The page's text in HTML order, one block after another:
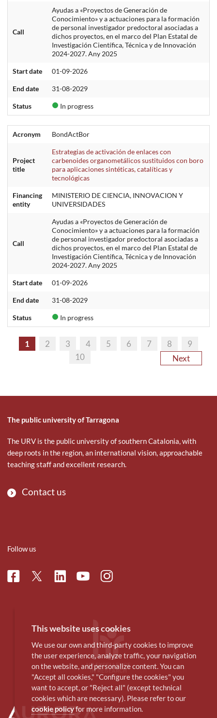
Call
Ayudas a «Proyectos de Generación de
Conocimiento» y a actuaciones para la formación
de personal investigador predoctoral asociadas a
dichos proyectos, en el marco del Plan Estatal de
Investigación Científica, Técnica y de Innovación
2024-2027. Any 2025
Start date 01-09-2026
End date 31-08-2029
Status In progress
Acronym BondActBor
Project
title
Estrategias de activación de enlaces con
carbenoides organometálicos sustituidos con boro
para aplicaciones sintéticas, catalíticas y
tecnológicas
Financing
entity
MINISTERIO DE CIENCIA, INNOVACION Y
UNIVERSIDADES
Call
Ayudas a «Proyectos de Generación de
Conocimiento» y a actuaciones para la formación
de personal investigador predoctoral asociadas a
dichos proyectos, en el marco del Plan Estatal de
Investigación Científica, Técnica y de Innovación
2024-2027. Any 2025
Start date 01-09-2026
End date 31-08-2029
Status In progress
1 2 3 4 5 6 7 8
9
10
Next
The public university of Tarragona
The URV is the public university of southern Catalonia, with
deep roots in the region, an international vision, approachable
teaching staff and excellent research.
Contact us
Follow us
FacebookTwitterLinkedinYoutubeInstagram
This website uses cookies
We use our own and third-party cookies to improve
the user experience, analyze traffic, your navigation
on the website, and personalize content. You can
"Accept all cookies," "Configure the cookies" you
want to accept, or "Reject all" (except technical
cookies which are necessary). Please refer to our
cookie policyfor more information.